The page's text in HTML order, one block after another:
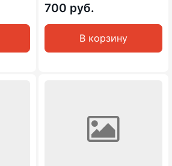
700 руб.
В корзину